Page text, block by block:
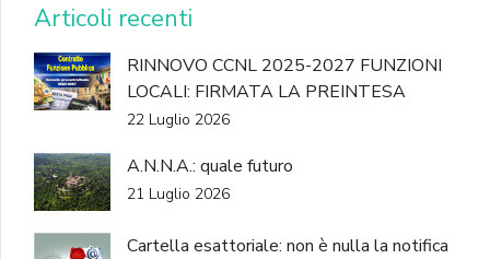
Articoli recenti
RINNOVO CCNL 2025-2027 FUNZIONI
LOCALI: FIRMATA LA PREINTESA
22 Luglio 2026
A.N.N.A.: quale futuro
21 Luglio 2026
Cartella esattoriale: non è nulla la notifica